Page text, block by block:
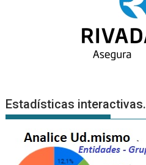
Estadísticas interactivas.